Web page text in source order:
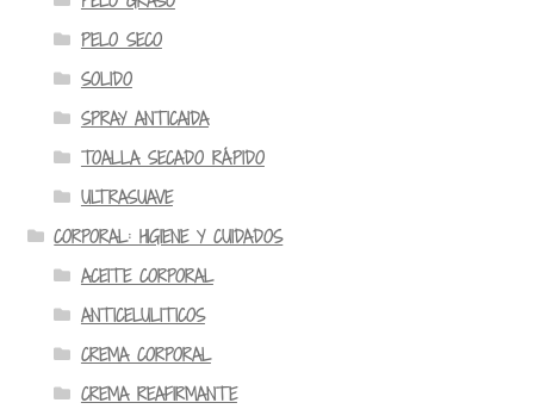
PELO SECO
SOLIDO
SPRAY ANTICAIDA
TOALLA SECADO RÁPIDO
ULTRASUAVE
CORPORAL: HIGIENE Y CUIDADOS
ACEITE CORPORAL
ANTICELULITICOS
CREMA CORPORAL
CREMA REAFIRMANTE